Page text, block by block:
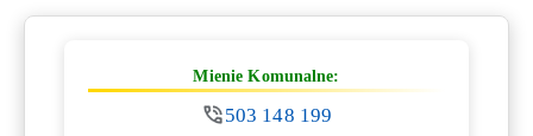
Mienie Komunalne:
503 148 199